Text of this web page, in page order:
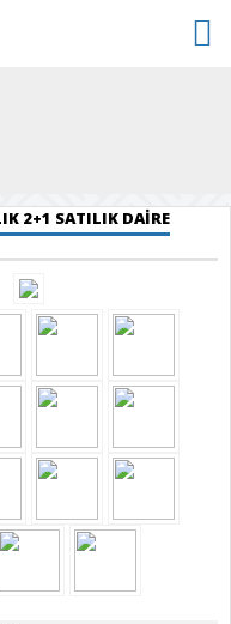
2+1 SATILIK DAİRE